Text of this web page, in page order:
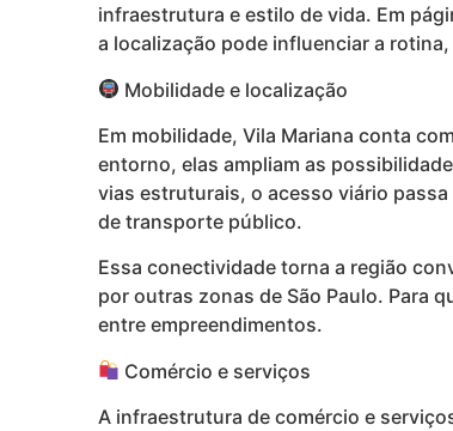
infraestrutura e estilo de vida. Em
a localização pode influenciar a
Mobilidade e localização
Em mobilidade, Vila Mariana conta
entorno, elas ampliam as
vias estruturais, o acesso viário
de transporte público.
Essa conectividade torna a região
por outras zonas de São Paulo. Para
entre empreendimentos.
Comércio e serviços
A infraestrutura de comércio e